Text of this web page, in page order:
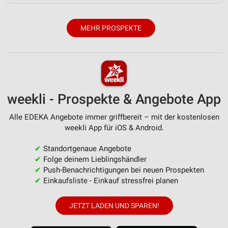
MEHR PROSPEKTE
weekli - Prospekte & Angebote App
Alle EDEKA Angebote immer griffbereit – mit der kostenlosen
weekli App für iOS & Android.
✔ Standortgenaue Angebote
✔ Folge deinem Lieblingshändler
✔ Push-Benachrichtigungen bei neuen Prospekten
✔ Einkaufsliste - Einkauf stressfrei planen
JETZT LADEN UND SPAREN!
personalisierter Inhalte
Messung der Performance von Inhalten
Analyse von Zielgruppen durch Statistiken oder
Kombinationen von Daten aus verschiedenen
Quellen
Entwicklung und Verbesserung der Angebote
Verwendung reduzierter Daten zur Auswahl von
Inhalten
IAB-Besonderheiten:
Geräte anhand von aktiv angeforderten
Informationen identifizieren